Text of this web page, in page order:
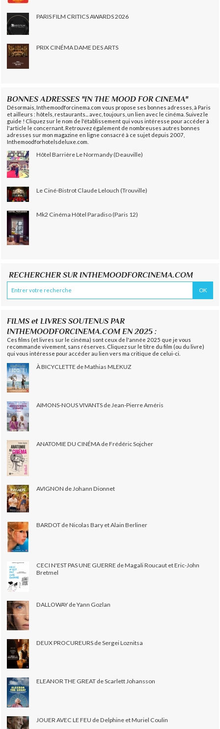
PARIS FILM CRITICS AWARDS 2026
PRIX CINÉMA DAME DES ARTS
BONNES ADRESSES "IN THE MOOD FOR CINEMA"
Désormais, Inthemoodforcinema.com vous propose ses bonnes adresses, à Paris
et ailleurs : hôtels, restaurants... avec, toujours, un lien avec le cinéma. Suivez le
guide ! Cliquez sur le nom de l'établissement qui vous intéresse pour accéder à
l'article le concernant. Retrouvez également de nombreuses autres bonnes
adresses sur mon magazine en ligne consacré à ce sujet depuis 2007,
Inthemoodforhotelsdeluxe.com.
Hôtel Barrière Le Normandy (Deauville)
Le Ciné-Bistrot Claude Lelouch (Trouville)
Mk2 Cinéma Hôtel Paradiso (Paris 12)
RECHERCHER SUR INTHEMOODFORCINEMA.COM
FILMS et LIVRES SOUTENUS PAR
INTHEMOODFORCINEMA.COM EN 2025 :
Ces films (et livres sur le cinéma) sont ceux de l'année 2025 que je vous
recommande vivement, sans réserves. Cliquez sur le titre du film (ou du livre)
qui vous intéresse pour accéder au lien vers ma critique de celui-ci.
À BICYCLETTE de Mathias MLEKUZ
AIMONS-NOUS VIVANTS de Jean-Pierre Améris
ANATOMIE DU CINÉMA de Frédéric Sojcher
AVIGNON de Johann Dionnet
BARDOT de Nicolas Bary et Alain Berliner
CECI N'EST PAS UNE GUERRE de Magali Roucaut et Eric-John
Bretmel
DALLOWAY de Yann Gozlan
DEUX PROCUREURS de Sergei Loznitsa
ELEANOR THE GREAT de Scarlett Johansson
JOUER AVEC LE FEU de Delphine et Muriel Coulin